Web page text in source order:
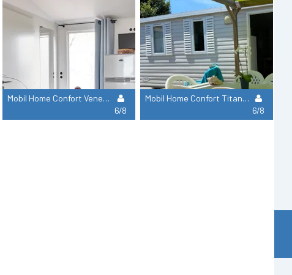
Mobil Home Confort Venezia 33M²- 3 Rooms 6/8 Ac+Tv
6/8
Mobil Home Confort Titania 31M² 3 Rooms Ac+ Tv
6/8